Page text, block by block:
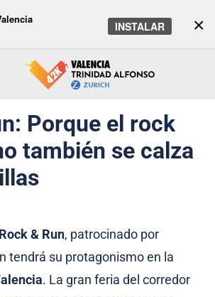
×
INSTALAR
Noticias
Porque el rock
también se calza
Rock & Run, patrocinado por
tendrá su protagonismo en la
. La gran feria del corredor